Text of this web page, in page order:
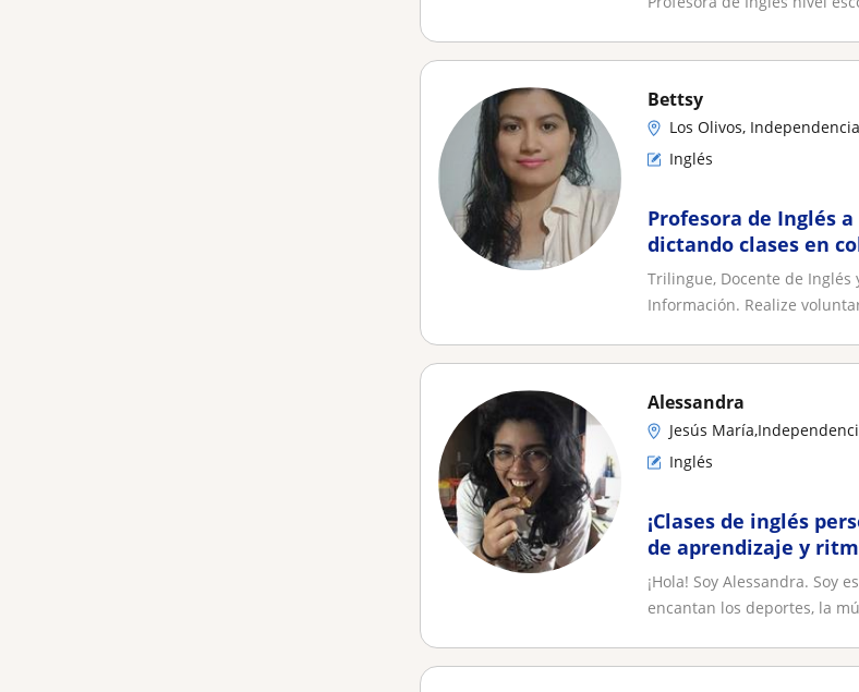
Bettsy
Los Olivos,
Inglés
Profesora de Inglés
dictando clases en
Trilingue, Docente de Inglés
Información. Realize
Alessandra
Jesús
Inglés
¡Clases de inglés
de aprendizaje y
¡Hola! Soy Alessandra. Soy
encantan los deportes, la